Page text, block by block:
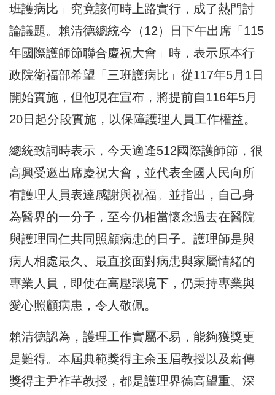
班護病比」究竟該何時上路實行，成了熱門討
論議題。賴清德總統今（12）日下午出席「115
年國際護師節聯合慶祝大會」時，表示原本行
政院衛福部希望「三班護病比」從117年5月1日
開始實施，但他現在宣布，將提前自116年5月
20日起分段實施，以保障護理人員工作權益。
總統致詞時表示，今天適逢512國際護師節，很
高興受邀出席慶祝大會，並代表全國人民向所
有護理人員表達感謝與祝福。並指出，自己身
為醫界的一分子，至今仍相當懷念過去在醫院
與護理同仁共同照顧病患的日子。護理師是與
病人相處最久、最直接面對病患與家屬情緒的
專業人員，即使在高壓環境下，仍秉持專業與
愛心照顧病患，令人敬佩。
賴清德認為，護理工作實屬不易，能夠獲獎更
是難得。本屆典範獎得主余玉眉教授以及薪傳
獎得主尹祚芊教授，都是護理界德高望重、深